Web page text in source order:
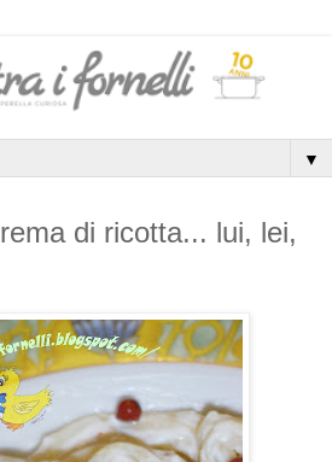
▼
di ricotta... lui, lei,